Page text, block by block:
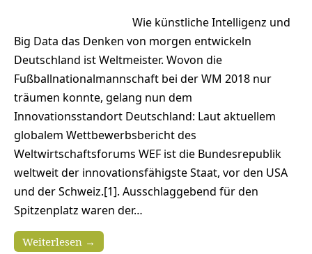
Wie künstliche Intelligenz und
Big Data das Denken von morgen entwickeln
Deutschland ist Weltmeister. Wovon die
Fußballnationalmannschaft bei der WM 2018 nur
träumen konnte, gelang nun dem
Innovationsstandort Deutschland: Laut aktuellem
globalem Wettbewerbsbericht des
Weltwirtschaftsforums WEF ist die Bundesrepublik
weltweit der innovationsfähigste Staat, vor den USA
und der Schweiz.[1]. Ausschlaggebend für den
Spitzenplatz waren der…
Weiterlesen →